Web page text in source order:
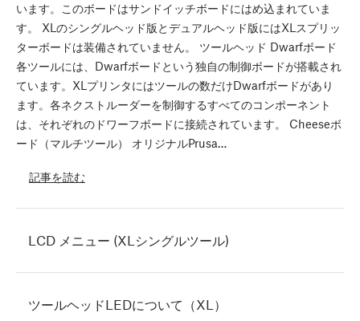
います。このボードはサンドイッチボードにはめ込まれていま
す。 XLのシングルヘッド版とデュアルヘッド版にはXLスプリッ
ターボードは装備されていません。 ツールヘッド Dwarfボード
各ツールには、Dwarfボードという独自の制御ボードが搭載され
ています。XLプリンタにはツールの数だけDwarfボードがあり
ます。各ネクストルーダーを制御するすべてのコンポーネント
は、それぞれのドワーフボードに接続されています。 Cheeseボ
ード（マルチツール） オリジナルPrusa…
記事を読む
LCD メニュー (XLシングルツール)
ツールヘッドLEDについて（XL）